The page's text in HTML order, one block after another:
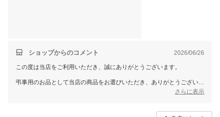
ショップからのコメント 2026/06/26
この度は当店をご利用いただき、誠にありがとうございます。
弔事用のお品として当店の商品をお選びいただき、ありがとうございま
さらに表示